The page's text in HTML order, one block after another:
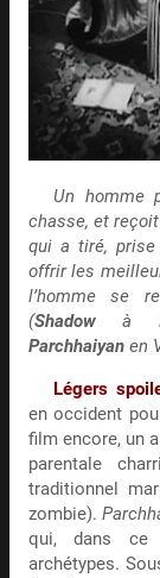
Un homme
chasse, et
qui a tiré,
offrir les
l’homme se
(Shadowà
Parchhaiyanen
Légers
en occident
film encore, un
parentale
traditionnel
zombie).
qui, dans ce
archétypes.